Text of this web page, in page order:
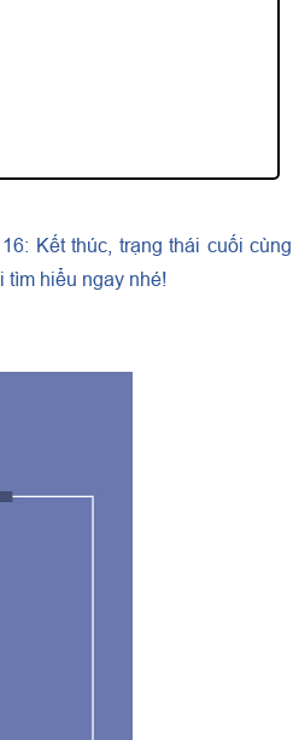
Kết thúc, trạng thái cuối cùng
tìm hiểu ngay nhé!